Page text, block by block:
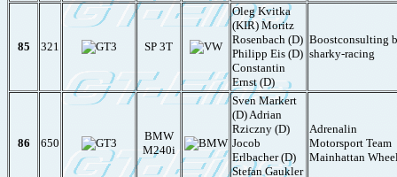
85 321 SP 3T
Oleg Kvitka
(KIR) Moritz
Rosenbach (D)
Philipp Eis (D)
Constantin
Ernst (D)
Boostconsulting
sharky-racing
86 650
BMW
M240i
Sven Markert
(D) Adrian
Rziczny (D)
Jocob
Erlbacher (D)
Stefan Gaukler
Adrenalin
Motorsport Team
Mainhattan